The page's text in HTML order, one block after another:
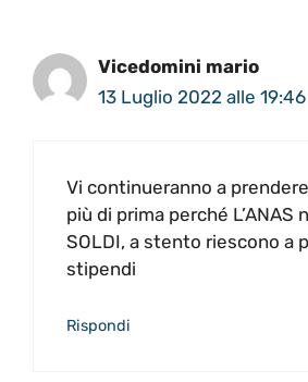
Vicedomini mario
13 Luglio 2022 alle 19:46
Vi continueranno a
più di prima perché L’ANAS
SOLDI, a stento riescono a
stipendi
Rispondi